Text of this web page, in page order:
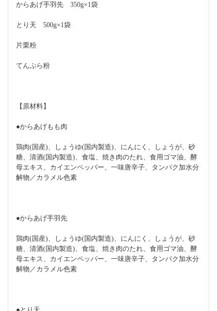
からあげ手羽先　350g×1袋
とり天　500g×1袋
片栗粉
てんぷら粉
【原材料】
●からあげもも肉
鶏肉(国産)、しょうゆ(国内製造)、にんにく、しょうが、砂
糖、清酒(国内製造)、食塩、焼き肉のたれ、食用ゴマ油、酵
母エキス、カイエンペッパー、一味唐辛子、タンパク加水分
解物／カラメル色素
●からあげ手羽先
鶏肉(国産)、しょうゆ(国内製造)、にんにく、しょうが、砂
糖、清酒(国内製造)、食塩、焼き肉のたれ、食用ゴマ油、酵
母エキス、カイエンペッパー、一味唐辛子、タンパク加水分
解物／カラメル色素